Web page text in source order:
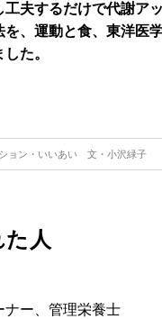
夫するだけで代謝ア
を、運動と食、東洋医
た。
ョン・いいあい 文・小沢緑子
人
ナー、管理栄養士